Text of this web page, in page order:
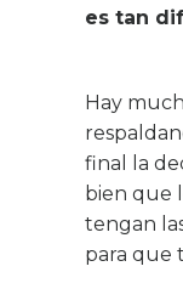
es tan
Hay
final la
bien que
tengan
para que